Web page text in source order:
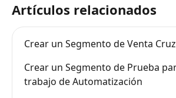
Artículos relacionados
Crear un Segmento de Venta
Crear un Segmento de Prueba
trabajo de Automatización